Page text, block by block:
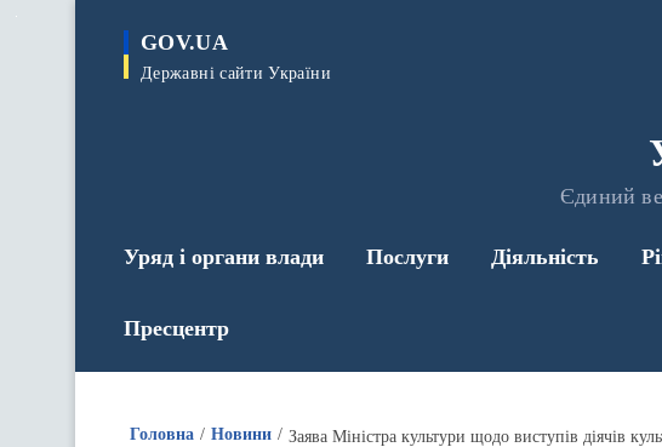
GOV.UA
Державні сайти України
Єдиний
Уряд і органи влади Послуги Діяльність
Пресцентр
Головна Новини Заява Міністра культури щодо виступів діячів